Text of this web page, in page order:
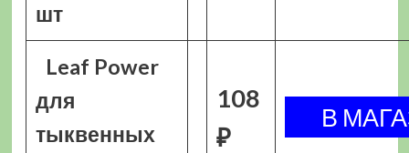
шт
Leaf Power
для
тыквенных
108
₽